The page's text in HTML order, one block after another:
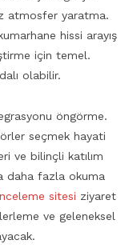
atmosfer yaratma.
hissi arayış
için temel.
olabilir.
öngörme.
seçmek hayati
ve bilinçli katılım
daha fazla okuma
sitesi ziyaret
ve geleneksel